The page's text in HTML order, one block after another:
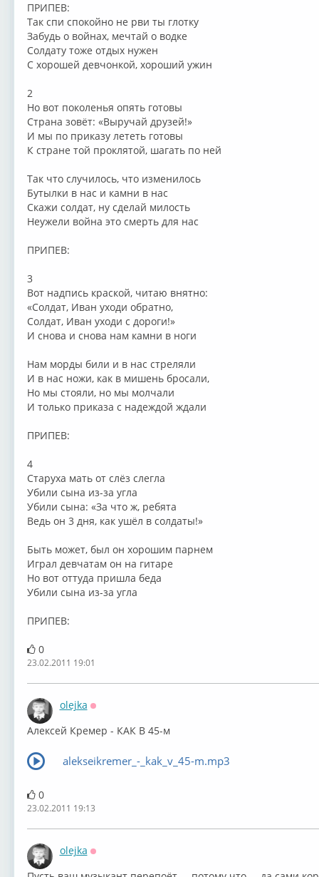
ПРИПЕВ:
Так спи спокойно не рви ты глотку
Забудь о войнах, мечтай о водке
Солдату тоже отдых нужен
С хорошей девчонкой, хороший ужин
2
Но вот поколенья опять готовы
Страна зовёт: «Выручай друзей!»
И мы по приказу лететь готовы
К стране той проклятой, шагать по ней
Так что случилось, что изменилось
Бутылки в нас и камни в нас
Скажи солдат, ну сделай милость
Неужели война это смерть для нас
ПРИПЕВ:
3
Вот надпись краской, читаю внятно:
«Солдат, Иван уходи обратно,
Солдат, Иван уходи с дороги!»
И снова и снова нам камни в ноги
Нам морды били и в нас стреляли
И в нас ножи, как в мишень бросали,
Но мы стояли, но мы молчали
И только приказа с надеждой ждали
ПРИПЕВ:
4
Старуха мать от слёз слегла
Убили сына из-за угла
Убили сына: «За что ж, ребята
Ведь он 3 дня, как ушёл в солдаты!»
Быть может, был он хорошим парнем
Играл девчатам он на гитаре
Но вот оттуда пришла беда
Убили сына из-за угла
ПРИПЕВ:
0
23.02.2011 19:01
olejka
Алексей Кремер - КАК В 45-м
alekseikremer_-_kak_v_45-m.mp3
0
23.02.2011 19:13
olejka